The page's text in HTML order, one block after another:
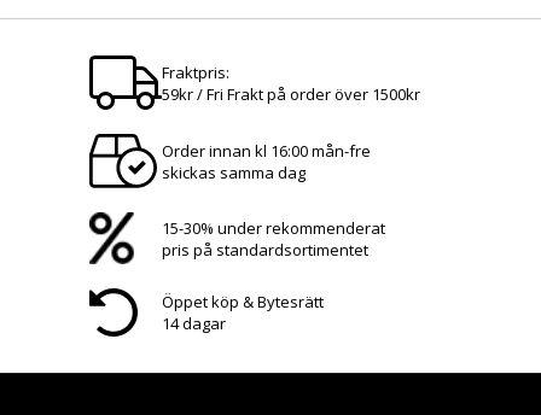
Fraktpris:
59kr / Fri Frakt på order över 1500kr
Order innan kl 16:00 mån-fre
skickas samma dag
15-30% under rekommenderat
pris på standardsortimentet
Öppet köp & Bytesrätt
14 dagar